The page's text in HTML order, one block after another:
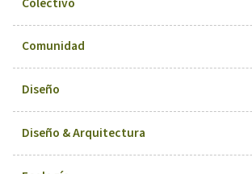
Comunidad
Diseño
Diseño & Arquitectura